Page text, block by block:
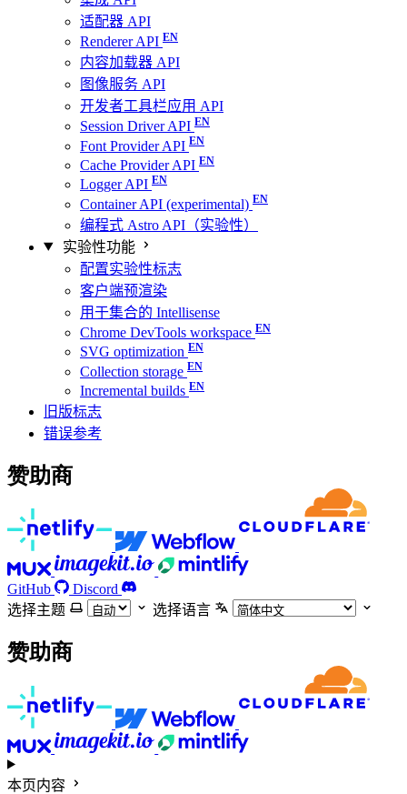
适配器 API
Renderer API
内容加载器 API
图像服务 API
开发者工具栏应用 API
Session Driver API
Font Provider API
Cache Provider API
Logger API
Container API (experimental)
编程式 Astro API（实验性）
实验性功能
配置实验性标志
客户端预渲染
用于集合的 Intellisense
Chrome DevTools workspace
SVG optimization
Collection storage
Incremental builds
旧版标志
错误参考
赞助商
GitHub
Discord
选择主题
选择语言
赞助商
本页内容